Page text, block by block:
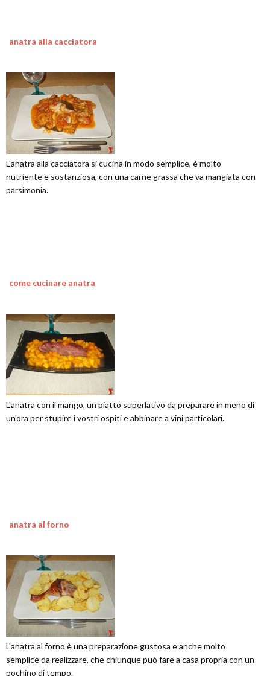
anatra alla cacciatora
L'anatra alla cacciatora si cucina in modo semplice, è molto
nutriente e sostanziosa, con una carne grassa che va mangiata con
parsimonia.
come cucinare anatra
L'anatra con il mango, un piatto superlativo da preparare in meno di
un'ora per stupire i vostri ospiti e abbinare a vini particolari.
anatra al forno
L'anatra al forno è una preparazione gustosa e anche molto
semplice da realizzare, che chiunque può fare a casa propria con un
pochino di tempo.